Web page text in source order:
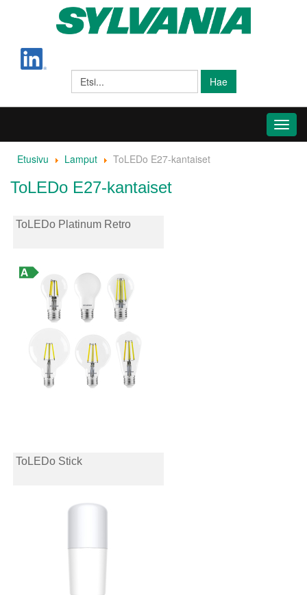
Hae
Etusivu
Lamput ToLEDo E27-kantaiset
ToLEDo E27-kantaiset
ToLEDo Platinum Retro
ToLEDo Stick